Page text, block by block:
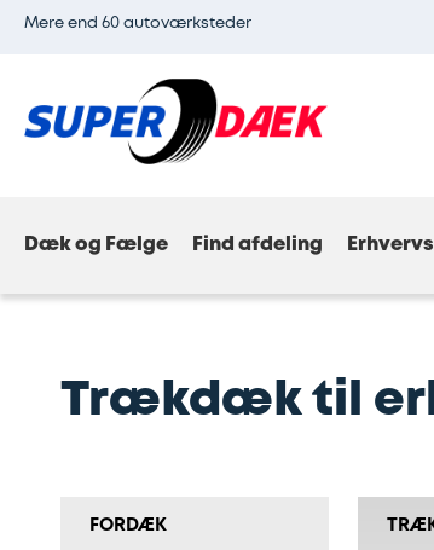
Mere end 60 autoværksteder
Dæk og Fælge Find afdeling
Trækdæk til
FORDÆK